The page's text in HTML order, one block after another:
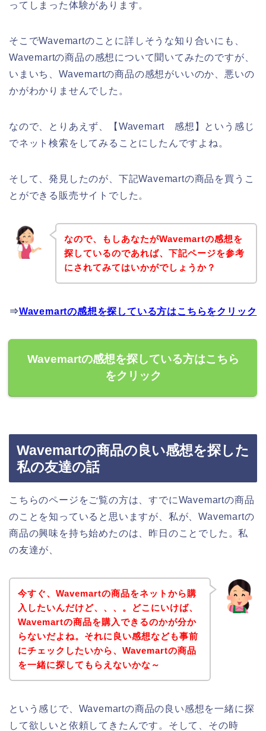
ってしまった体験があります。
そこでWavemartのことに詳しそうな知り合いにも、
Wavemartの商品の感想について聞いてみたのですが、
いまいち、Wavemartの商品の感想がいいのか、悪いの
かがわかりませんでした。
なので、とりあえず、【Wavemart 感想】という感じ
でネット検索をしてみることにしたんですよね。
そして、発見したのが、下記Wavemartの商品を買うこ
とができる販売サイトでした。
なので、もしあなたがWavemartの感想を
探しているのであれば、下記ページを参考
にされてみてはいかがでしょうか？
⇒Wavemartの感想を探している方はこちらをクリック
Wavemartの感想を探している方はこちら
をクリック
Wavemartの商品の良い感想を探した
私の友達の話
こちらのページをご覧の方は、すでにWavemartの商品
のことを知っていると思いますが、私が、Wavemartの
商品の興味を持ち始めたのは、昨日のことでした。私
の友達が、
今すぐ、Wavemartの商品をネットから購
入したいんだけど、、、。どこにいけば、
Wavemartの商品を購入できるのかが分か
らないだよね。それに良い感想なども事前
にチェックしたいから、Wavemartの商品
を一緒に探してもらえないかな～
という感じで、Wavemartの商品の良い感想を一緒に探
して欲しいと依頼してきたんです。そして、その時